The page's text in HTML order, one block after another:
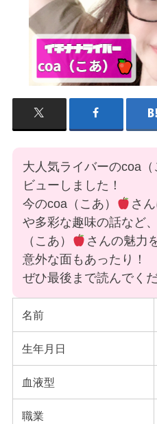
大人気ライバーのcoa（
ビューしました！
今のcoa（こあ）
さ
や多彩な趣味の話など
（こあ）
さんの魅力
意外な面もあったり！
ぜひ最後まで読んでく
名前
生年月日
血液型
職業